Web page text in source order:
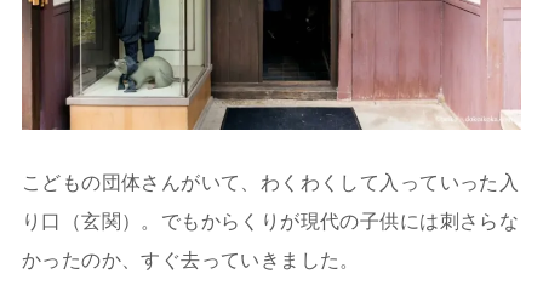
こどもの団体さんがいて、わくわくして入っていった入
り口（玄関）。でもからくりが現代の子供には刺さらな
かったのか、すぐ去っていきました。